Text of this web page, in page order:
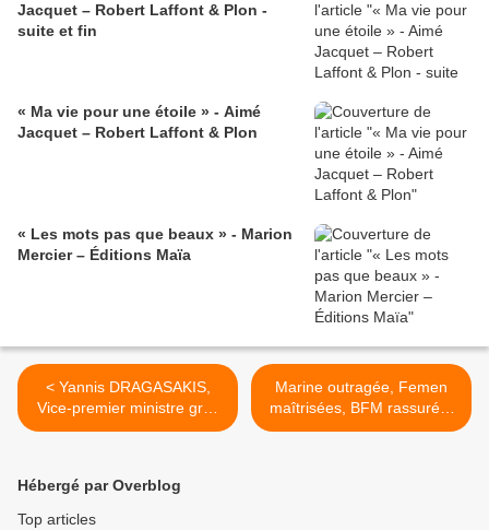
Jacquet – Robert Laffont & Plon -
suite et fin
« Ma vie pour une étoile » - Aimé
Jacquet – Robert Laffont & Plon
« Les mots pas que beaux » - Marion
Mercier – Éditions Maïa
< Yannis DRAGASAKIS,
Vice-premier ministre grec
(SYRIZA)
Marine outragée, Femen
maîtrisées, BFM rassurée!
>
Hébergé par Overblog
Top articles